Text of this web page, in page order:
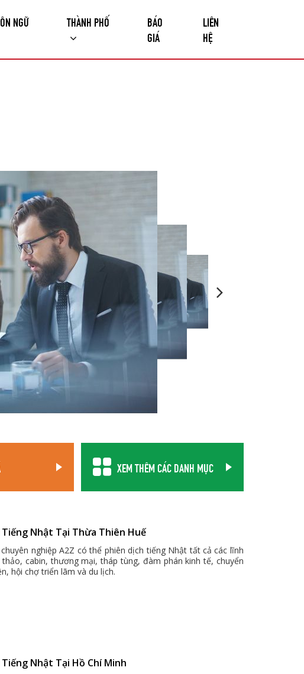
NGỮ THÀNH PHỐ
BÁO
GIÁ
LIÊN
HỆ
XEM THÊM CÁC DANH MỤC
Tiếng Nhật Tại Thừa Thiên Huế
nghiệp A2Z có thể phiên dịch tiếng Nhật tất cả các lĩnh
cabin, thương mại, tháp tùng, đàm phán kinh tế, chuyển
hội chợ triển lãm và du lịch.
Nhật Tại Hồ Chí Minh